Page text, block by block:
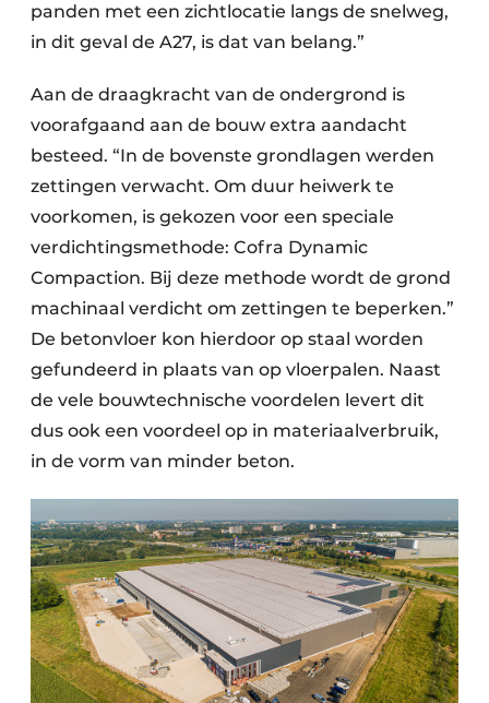
panden met een zichtlocatie langs de snelweg,
in dit geval de A27, is dat van belang.”
Aan de draagkracht van de ondergrond is
voorafgaand aan de bouw extra aandacht
besteed. “In de bovenste grondlagen werden
zettingen verwacht. Om duur heiwerk te
voorkomen, is gekozen voor een speciale
verdichtingsmethode: Cofra Dynamic
Compaction. Bij deze methode wordt de grond
machinaal verdicht om zettingen te beperken.”
De betonvloer kon hierdoor op staal worden
gefundeerd in plaats van op vloerpalen. Naast
de vele bouwtechnische voordelen levert dit
dus ook een voordeel op in materiaalverbruik,
in de vorm van minder beton.